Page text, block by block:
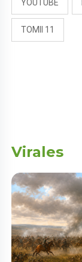
YOUTUBE
TOMII 11
Virales